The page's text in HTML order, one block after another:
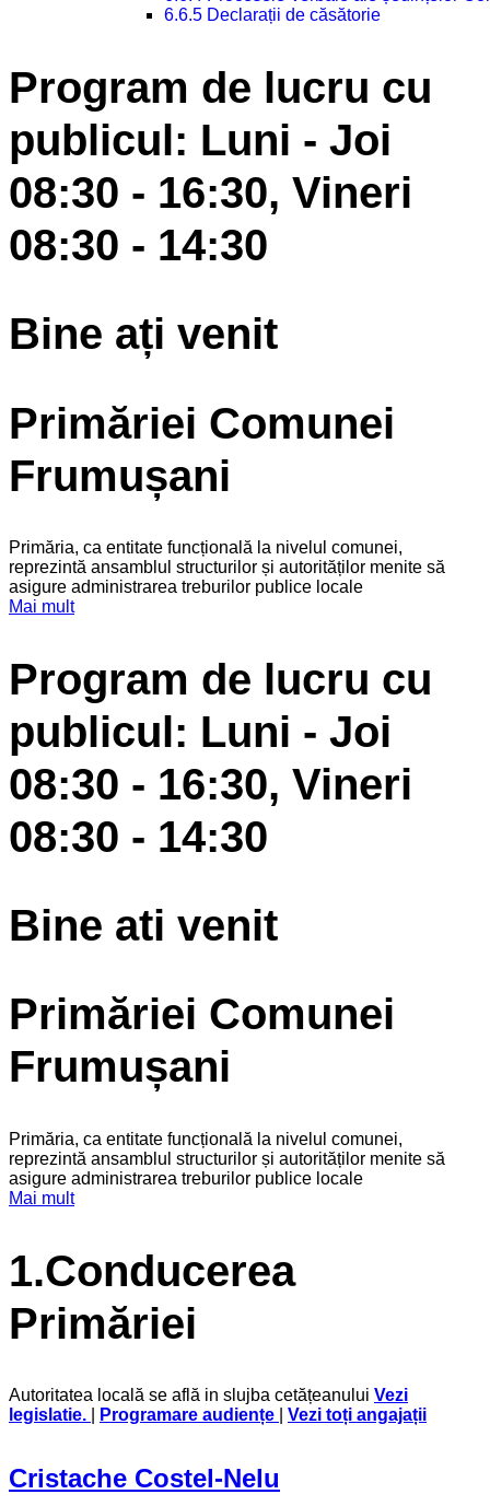
6.6.5 Declarații de căsătorie
Program de lucru cu
publicul: Luni - Joi
08:30 - 16:30, Vineri
08:30 - 14:30
Bine ați venit
Primăriei Comunei
Frumușani
Primăria, ca entitate funcțională la nivelul comunei,
reprezintă ansamblul structurilor și autorităților menite să
asigure administrarea treburilor publice locale
Mai mult
Program de lucru cu
publicul: Luni - Joi
08:30 - 16:30, Vineri
08:30 - 14:30
Bine ati venit
Primăriei Comunei
Frumușani
Primăria, ca entitate funcțională la nivelul comunei,
reprezintă ansamblul structurilor și autorităților menite să
asigure administrarea treburilor publice locale
Mai mult
1.Conducerea
Primăriei
Autoritatea locală se află in slujba cetățeanului Vezi
legislatie. Programare audiențe Vezi toți angajații
Cristache Costel-Nelu